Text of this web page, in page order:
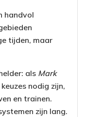
handvol
tijden, maar
als Mark
nodig zijn,
en trainen.
zijn lang.